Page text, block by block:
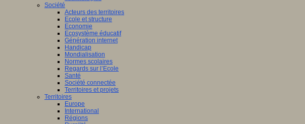
Société
Acteurs des territoires
Ecole et structure
Economie
Ecosystème éducatif
Génération internet
Handicap
Mondialisation
Normes scolaires
Regards sur l’Ecole
Santé
Société connectée
Territoires et projets
Territoires
Europe
International
Régions